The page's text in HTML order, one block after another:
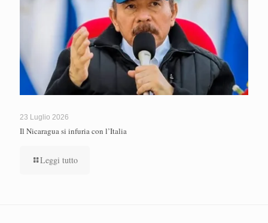
23 Luglio 2026
Il Nicaragua si infuria con l’Italia
Leggi tutto